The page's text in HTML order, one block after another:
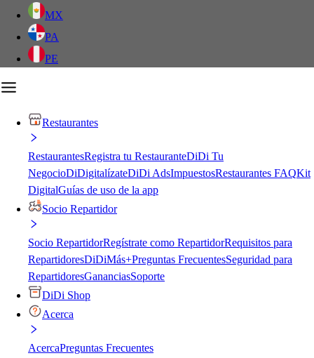
MX
PA
PE
Restaurantes
RestaurantesRegistra tu RestauranteDiDi Tu
NegocioDiDigitalízateDiDi AdsImpuestosRestaurantes FAQKit
DigitalGuías de uso de la app
Socio Repartidor
Socio RepartidorRegístrate como RepartidorRequisitos para
RepartidoresDiDiMás+Preguntas FrecuentesSeguridad para
RepartidoresGananciasSoporte
DiDi Shop
Acerca
AcercaPreguntas Frecuentes